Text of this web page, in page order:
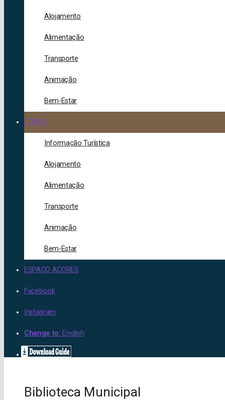
Alojamento
Alimentação
Transporte
Animação
Bem-Estar
CORVO
Informação Turística
Alojamento
Alimentação
Transporte
Animação
Bem-Estar
ESPAÇO AÇORES
Facebook
Instagram
Change to: English
Biblioteca Municipal